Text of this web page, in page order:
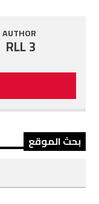
AUTHOR
RLL 3
بحث الموقع